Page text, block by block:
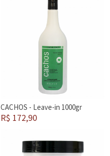
CACHOS - Leave-in 1000gr
R$ 172,90